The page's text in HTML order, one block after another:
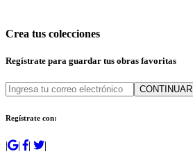
Crea tus colecciones
Regístrate para guardar tus obras favoritas
CONTINUAR
Regístrate con:
| | | |